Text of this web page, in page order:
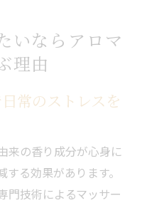
いならアロマ
理由
常のストレスを
来の香り成分が心身に
る効果があります。
門技術によるマッサー